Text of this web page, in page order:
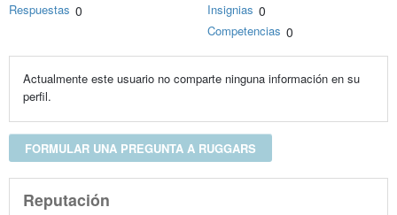
Respuestas 0 Insignias 0
Competencias 0
Actualmente este usuario no comparte ninguna información en su
perfil.
FORMULAR UNA PREGUNTA A RUGGARS
Reputación